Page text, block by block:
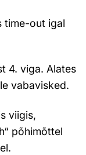
time-out igal
4. viga. Alates
vabavisked.
viigis,
põhimõttel